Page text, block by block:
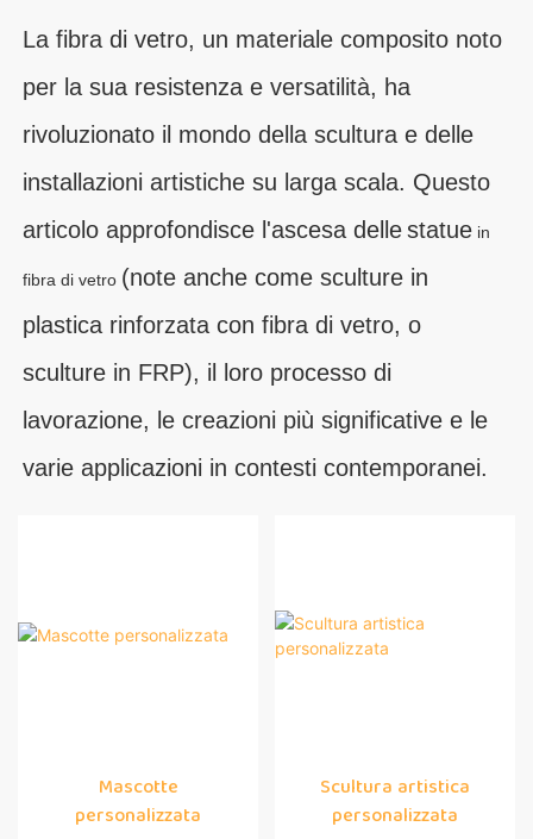
La fibra di vetro, un materiale composito noto
per la sua resistenza e versatilità, ha
rivoluzionato il mondo della scultura e delle
installazioni artistiche su larga scala. Questo
articolo approfondisce l'ascesa delle statue in
fibra di vetro (note anche come sculture in
plastica rinforzata con fibra di vetro, o
sculture in FRP), il loro processo di
lavorazione, le creazioni più significative e le
varie applicazioni in contesti contemporanei.
Mascotte
personalizzata
Scultura artistica
personalizzata